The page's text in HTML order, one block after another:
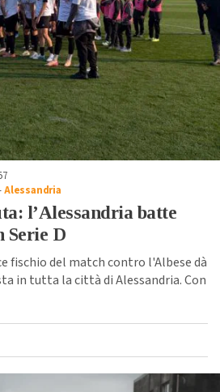
Alessandria
l’Alessandria batte
Serie D
fischio del match contro l'Albese dà
in tutta la città di Alessandria. Con